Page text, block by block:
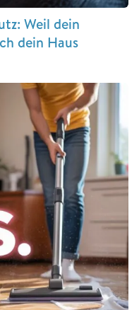
Weil dein
dein Haus